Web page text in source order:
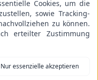
Cookies, um die
sowie Tracking-
zu können.
erteilter Zustimmung
Nur essenzielle akzeptieren